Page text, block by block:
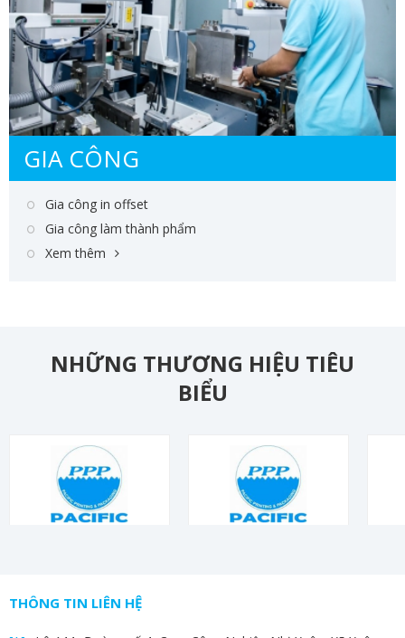
GIA CÔNG
Gia công in offset
Gia công làm thành phẩm
Xem thêm
NHỮNG THƯƠNG HIỆU TIÊU
BIỂU
THÔNG TIN LIÊN HỆ